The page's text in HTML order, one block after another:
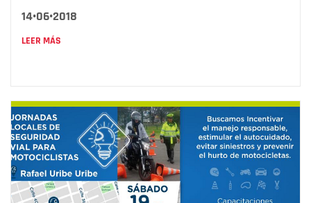
14•06•2018
LEER MÁS